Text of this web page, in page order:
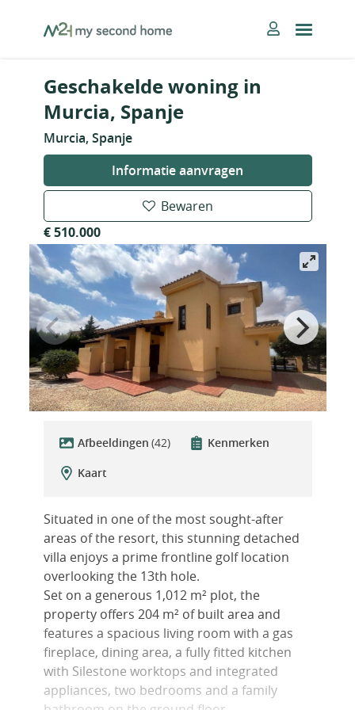
MySecondHome
Geschakelde woning in
Murcia, Spanje
Murcia, Spanje
Informatie aanvragen
Bewaren
€ 510.000
Afbeeldingen (42)
Kenmerken
Kaart
Situated in one of the most sought-after
areas of the resort, this stunning detached
villa enjoys a prime frontline golf location
overlooking the 13th hole.
Set on a generous 1,012 m² plot, the
property offers 204 m² of built area and
features a spacious living room with a gas
fireplace, dining area, a fully fitted kitchen
with Silestone worktops and integrated
appliances, two bedrooms and a family